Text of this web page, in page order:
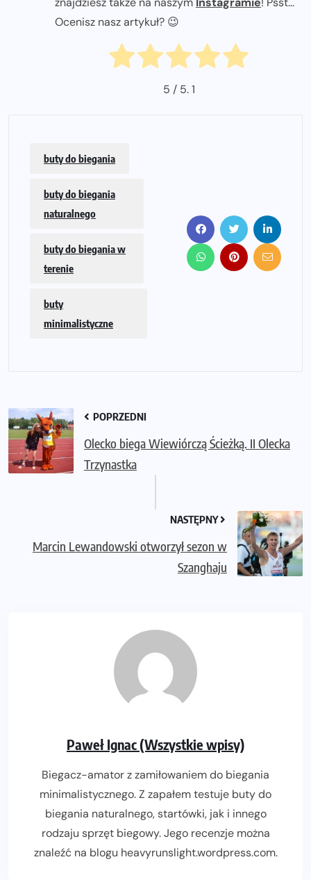
Ocenisz nasz artykuł? 😉
5 / 5.1
buty do biegania
buty do biegania
naturalnego
buty do biegania w
terenie
buty
minimalistyczne
POPRZEDNI
Olecko biega Wiewiórczą Ścieżką. II Olecka
Trzynastka
NASTĘPNY
Marcin Lewandowski otworzył sezon w
Szanghaju
Paweł Ignac (Wszystkie wpisy)
Biegacz-amator z zamiłowaniem do biegania
minimalistycznego. Z zapałem testuje buty do
biegania naturalnego, startówki, jak i innego
rodzaju sprzęt biegowy. Jego recenzje można
znaleźć na blogu heavyrunslight.wordpress.com.